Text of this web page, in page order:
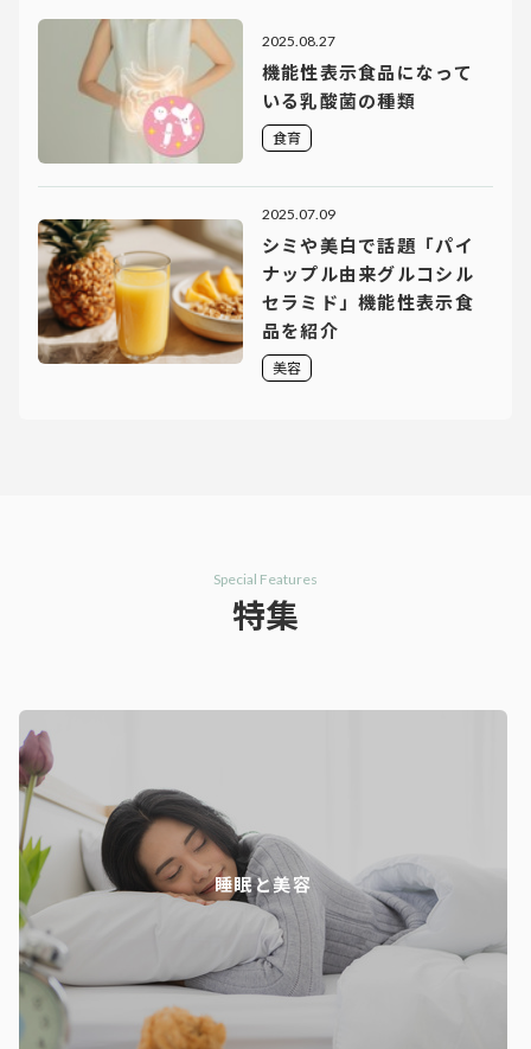
2025.08.27
機能性表示食品になって
いる乳酸菌の種類
食育
2025.07.09
シミや美白で話題「パイ
ナップル由来グルコシル
セラミド」機能性表示食
品を紹介
美容
Special Features
特集
睡眠と美容